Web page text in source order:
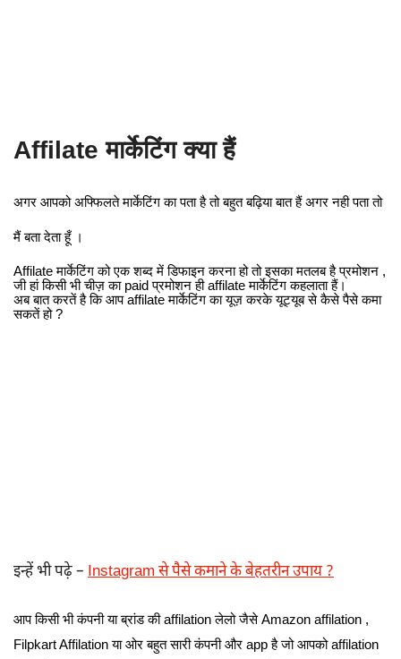
Affilate मार्केटिंग क्या हैं
अगर आपको अफ्फिलते मार्केटिंग का पता है तो बहुत बढ़िया बात हैं अगर नही पता तो
मैं बता देता हूँ ।
Affilate मार्केटिंग को एक शब्द में डिफाइन करना हो तो इसका मतलब है प्रमोशन ,
जी हां किसी भी चीज़ का paid प्रमोशन ही affilate मार्केटिंग कहलाता हैं।
अब बात करतें है कि आप affilate मार्केटिंग का यूज़ करके यूट्यूब से कैसे पैसे कमा
सकतें हो ?
इन्हें भी पढ़े – Instagram से पैसे कमाने के बेहतरीन उपाय ?
आप किसी भी कंपनी या ब्रांड की affilation लेलो जैसे Amazon affilation ,
Filpkart Affilation या ओर बहुत सारी कंपनी और app है जो आपको affilation